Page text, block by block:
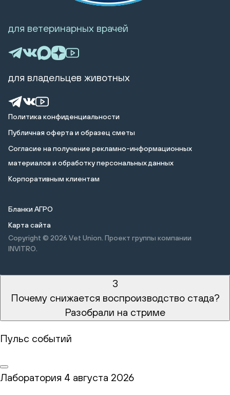
Политика конфиденциальности
Публичная оферта и образец сметы
Cогласие на получение рекламно-информационных
материалов и обработку персональных данных
Корпоративным клиентам
Бланки АГРО
Карта сайта
Copyright © 2026 Vet Union. Проект группы компании
INVITRO.
для ветеринарных врачей
для владельцев животных
3
Почему снижается воспроизводство стада?
Разобрали на стриме
Пульс событий
Лаборатория 4 августа 2026